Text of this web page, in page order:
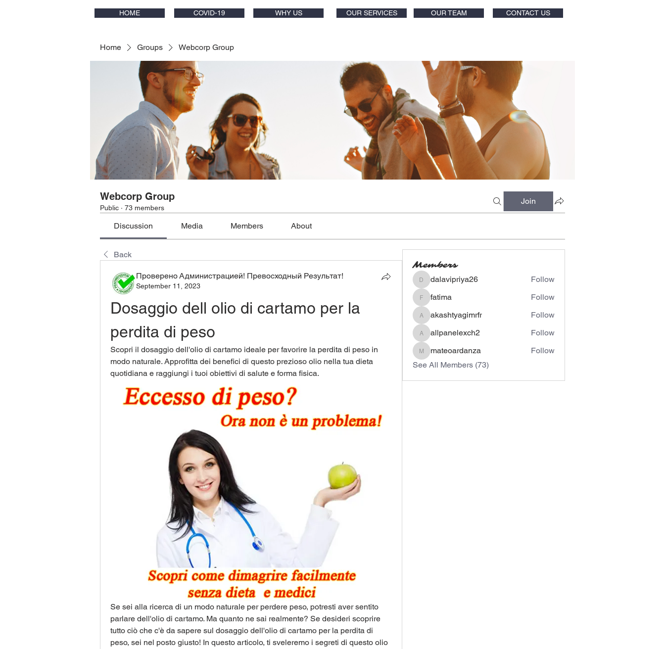
HOME COVID-19 WHY US OUR SERVICES OUR TEAM CONTACT US
Home Groups Webcorp Group
Webcorp Group
Public · 73 members
Join
Discussion Media Members About
Back
Проверено Администрацией! Превосходный Результат!
September 11, 2023
Dosaggio dell olio di cartamo per la
perdita di peso
Scopri il dosaggio dell'olio di cartamo ideale per favorire la perdita di peso in
modo naturale. Approfitta dei benefici di questo prezioso olio nella tua dieta
quotidiana e raggiungi i tuoi obiettivi di salute e forma fisica.
Se sei alla ricerca di un modo naturale per perdere peso, potresti aver sentito
parlare dell'olio di cartamo. Ma quanto ne sai realmente? Se desideri scoprire
tutto ciò che c'è da sapere sul dosaggio dell'olio di cartamo per la perdita di
peso, sei nel posto giusto! In questo articolo, ti sveleremo i segreti di questo olio
Members
dalavipriya26
dalavipriya26 Follow
fatima
fatima Follow
akashtyagimrfr
akashtyagimrfr Follow
allpanelexch2
allpanelexch2 Follow
mateoardanza
mateoardanza
Follow
See All Members (73)